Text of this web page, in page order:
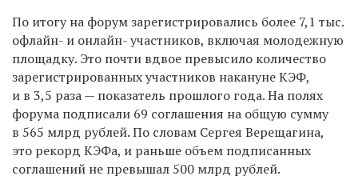
По итогу на форум зарегистрировались более 7,1 тыс.
офлайн- и онлайн- участников, включая молодежную
площадку. Это почти вдвое превысило количество
зарегистрированных участников накануне КЭФ,
и в 3,5 раза — показатель прошлого года. На полях
форума подписали 69 соглашения на общую сумму
в 565 млрд рублей. По словам Сергея Верещагина,
это рекорд КЭФа, и раньше объем подписанных
соглашений не превышал 500 млрд рублей.